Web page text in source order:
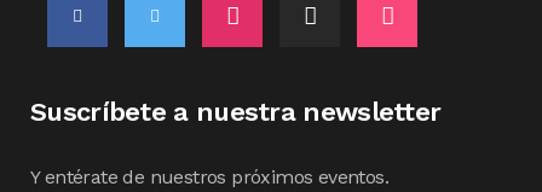
Suscríbete a nuestra newsletter
Y entérate de nuestros próximos eventos.